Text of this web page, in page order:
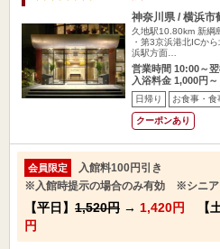
神奈川県 / 横浜市
久地駅10.80km 新綱
・第3京浜港北ICか
浜駅方面…
営業時間 10:00～
入浴料金 1,000円～
日帰り お食事・食
クーポンあり
会員限定
入館料100円引き
※入館時提示の場合のみ有効 ※シニア
【平日】 1,520円 → 1,420円 【土
円